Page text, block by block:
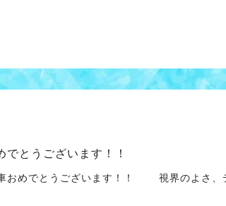
でとうございます！！
おめでとうございます！！ 視界のよさ、